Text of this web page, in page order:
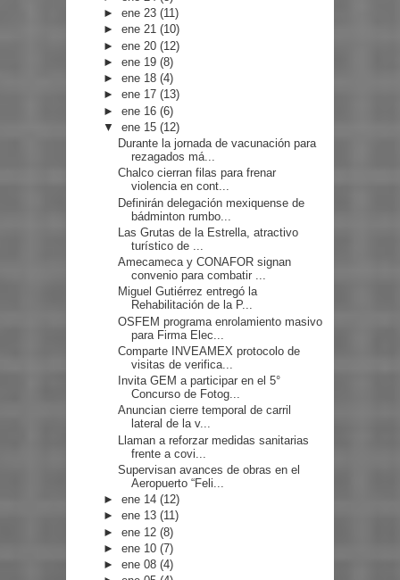
►ene 23(11)
►ene 21(10)
►ene 20(12)
►ene 19(8)
►ene 18(4)
►ene 17(13)
►ene 16(6)
▼ene 15(12)
Durante la jornada de vacunación para
rezagados má...
Chalco cierran filas para frenar
violencia en cont...
Definirán delegación mexiquense de
bádminton rumbo...
Las Grutas de la Estrella, atractivo
turístico de ...
Amecameca y CONAFOR signan
convenio para combatir ...
Miguel Gutiérrez entregó la
Rehabilitación de la P...
OSFEM programa enrolamiento masivo
para Firma Elec...
Comparte INVEAMEX protocolo de
visitas de verifica...
Invita GEM a participar en el 5°
Concurso de Fotog...
Anuncian cierre temporal de carril
lateral de la v...
Llaman a reforzar medidas sanitarias
frente a covi...
Supervisan avances de obras en el
Aeropuerto “Feli...
►ene 14(12)
►ene 13(11)
►ene 12(8)
►ene 10(7)
►ene 08(4)